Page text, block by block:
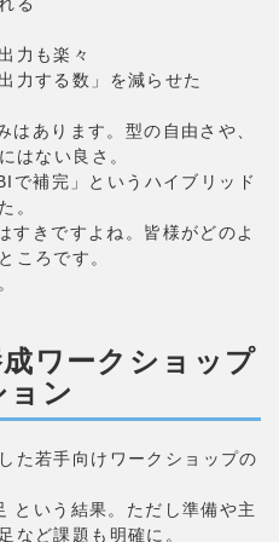
力も楽々
力する数」を減らせた
あります。型の自由さや、
はない良さ。
で補完」というハイブリッド
。
すきですよね。皆様がどのよ
ころです。
ワークショップ
ョン
た若手向けワークショップの
という結果。ただし準備や主
など課題も明確に。